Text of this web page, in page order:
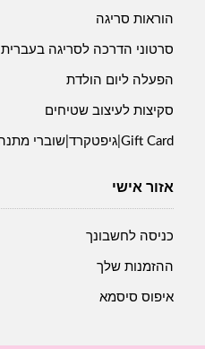
הוראות סריגה
סרטוני הדרכה לסריגה בעברית
הפעלה ליום הולדת
סקיצות לעיצוב שטיחים
Gift Card|גיפטקרד|שוברי מתנה
אזור אישי
כניסה לחשבונך
ההזמנות שלך
איפוס סיסמא